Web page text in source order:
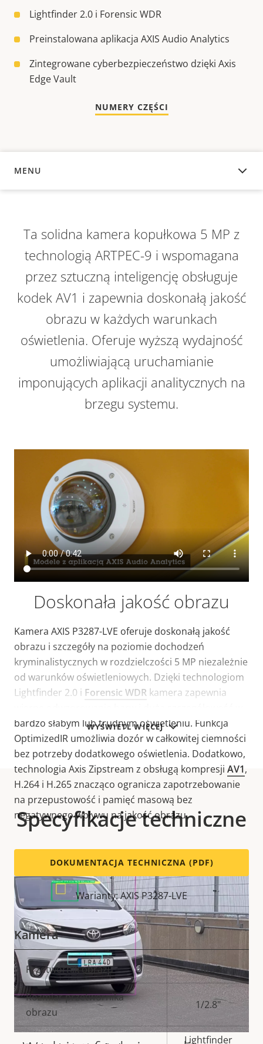
Lightfinder 2.0 i Forensic WDR
Preinstalowana aplikacja AXIS Audio Analytics
Zintegrowane cyberbezpieczeństwo dzięki Axis
Edge Vault
NUMERY CZĘŚCI
MENU
INFORMACJE OGÓLNE
WYŚWIETL WIĘCEJ
Ta solidna kamera kopułkowa 5 MP z
technologią ARTPEC-9 i wspomagana
przez sztuczną inteligencję obsługuje
kodek AV1 i zapewnia doskonałą jakość
obrazu w każdych warunkach
oświetlenia. Oferuje wyższą wydajność
umożliwiającą uruchamianie
imponujących aplikacji analitycznych na
brzegu systemu.
Doskonała jakość obrazu
Kamera AXIS P3287-LVE oferuje doskonałą jakość
obrazu i szczegóły na poziomie dochodzeń
kryminalistycznych w rozdzielczości 5 MP niezależnie
od warunków oświetleniowych. Dzięki technologiom
Lightfinder 2.0 i Forensic WDR kamera zapewnia
bardzo słabym lub trudnym oświetleniu. Funkcja
OptimizedIR umożliwia dozór w całkowitej ciemności
bez potrzeby dodatkowego oświetlenia. Dodatkowo,
technologia Axis Zipstream z obsługą kompresji AV1,
H.264 i H.265 znacząco ogranicza zapotrzebowanie
na przepustowość i pamięć masową bez
negatywnego wpływu na jakość obrazu.
Specyfikacje techniczne
DOKUMENTACJA TECHNICZNA (PDF)
Warianty: AXIS P3287-LVE
Kamera
Opis
nieruchomości
Wartość
nieruchomości
Przetwornik obrazu CMOS
Rozmiar przetwornika
obrazu
1/2.8"
Lightfinder